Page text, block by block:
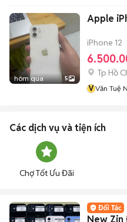
hôm qua 5
Apple
iPhone 12
Tp Hồ
VVăn Tuệ
Các dịch vụ và tiện ích
Chợ Tốt Ưu Đãi
New